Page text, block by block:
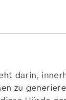
darin,
zu